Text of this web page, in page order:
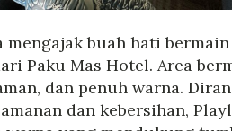
mengajak buah hati
Paku Mas Hotel. Area
dan penuh warna.
dan kebersihan,